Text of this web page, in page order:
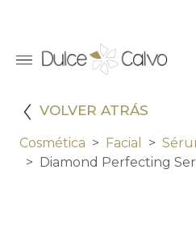
VOLVER ATRÁS
Cosmética Facial
Diamond Perfecting